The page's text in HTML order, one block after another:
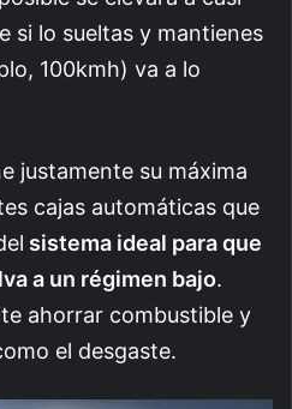
si lo sueltas y mantienes
100kmh) va a lo
justamente su máxima
cajas automáticas que
sistema ideal para que
a un régimen bajo.
ahorrar combustible y
el desgaste.